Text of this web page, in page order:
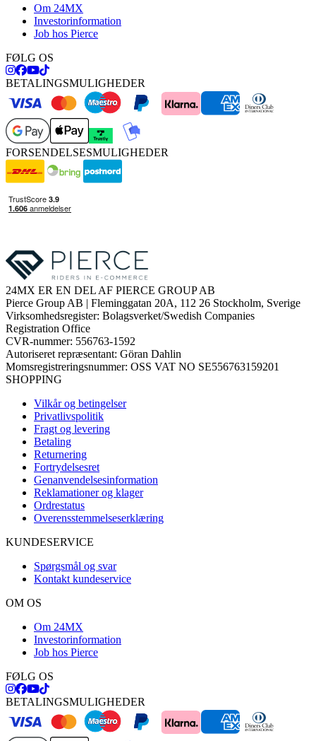
Om 24MX
Investorinformation
Job hos Pierce
FØLG OS
BETALINGSMULIGHEDER
FORSENDELSESMULIGHEDER
24MX ER EN DEL AF PIERCE GROUP AB
Pierce Group AB | Fleminggatan 20A, 112 26 Stockholm, Sverige
Virksomhedsregister: Bolagsverket/Swedish Companies
Registration Office
CVR-nummer: 556763-1592
Autoriseret repræsentant: Göran Dahlin
Momsregistreringsnummer: OSS VAT NO SE556763159201
SHOPPING
Vilkår og betingelser
Privatlivspolitik
Fragt og levering
Betaling
Returnering
Fortrydelsesret
Genanvendelsesinformation
Reklamationer og klager
Ordrestatus
Overensstemmelseserklæring
KUNDESERVICE
Spørgsmål og svar
Kontakt kundeservice
OM OS
Om 24MX
Investorinformation
Job hos Pierce
FØLG OS
BETALINGSMULIGHEDER